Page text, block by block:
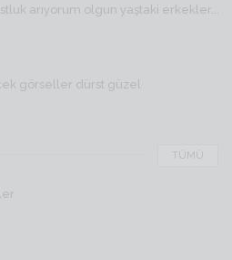
arıyorum olgun yaştaki erkekler...
görseller dürst güzel
TÜMÜ